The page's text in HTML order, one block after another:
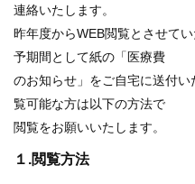
健康
づく
りメ
ニュ
ー
人間
ドッ
健診
連絡いたします。
昨年度からWEB閲覧とさせて
予期間として紙の「医療費
のお知らせ」をご自宅に送付
覧可能な方は以下の方法で
閲覧をお願いいたします。
１.閲覧方法